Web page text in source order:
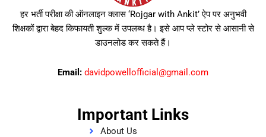
हर भर्ती परीक्षा की ऑनलाइन क्लास ‘Rojgar with Ankit’ ऐप पर अनुभवी
शिक्षकों द्वारा बेहद किफायती शुल्क में उपलब्ध है। इसे आप प्ले स्टोर से आसानी से
डाउनलोड कर सकते हैं।
Email: davidpowellofficial@gmail.com
Important Links
About Us